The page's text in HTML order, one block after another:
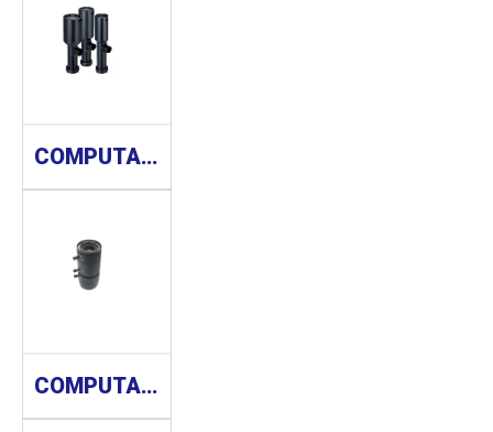
COMPUTAR TEC Series 工業鏡頭
COMPUTAR MLM Series 工業鏡頭